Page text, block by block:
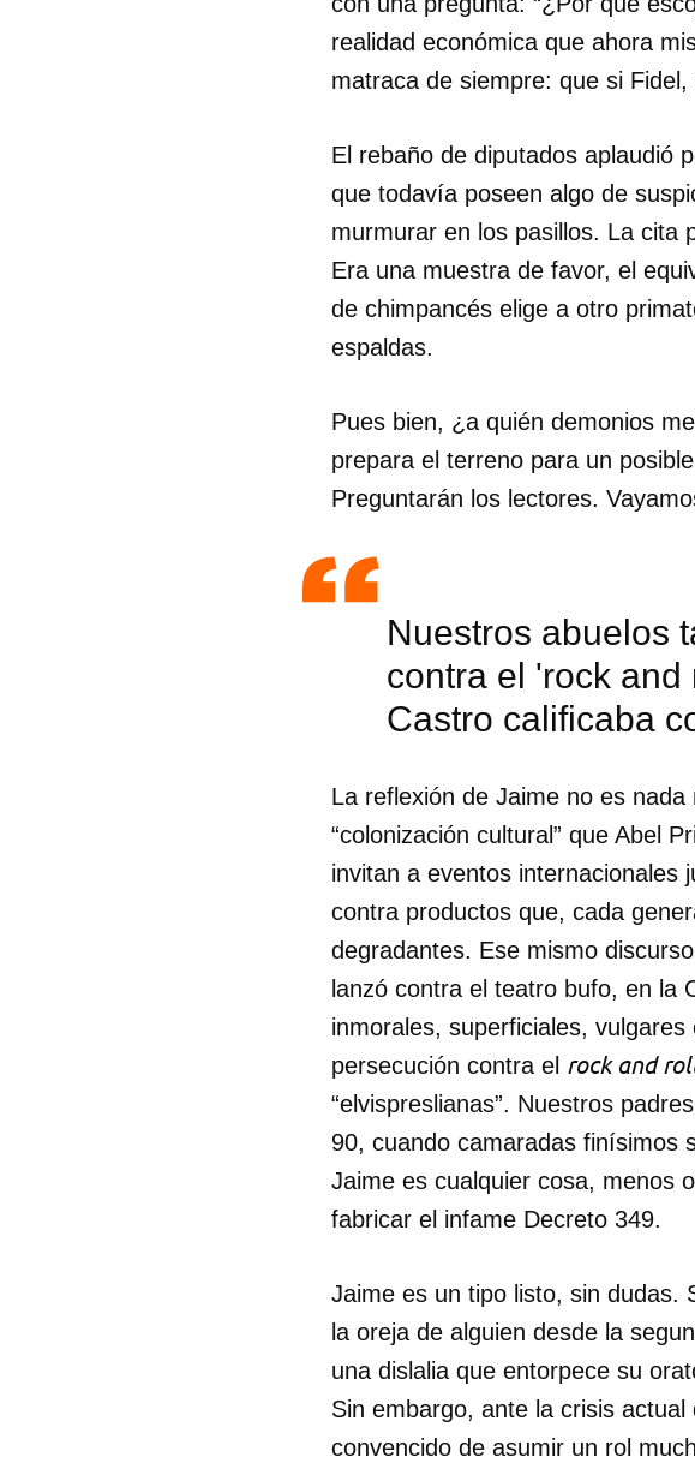
Guardar como favorito
realidad económica que ahora
matraca de siempre: que si
El rebaño de diputados aplaudió
que todavía poseen algo de
murmurar en los pasillos. La cita
Era una muestra de favor, el
de chimpancés elige a otro
espaldas.
Pues bien, ¿a quién demonios
prepara el terreno para un
Preguntarán los lectores.
Nuestros abuelos
contra el 'rock and
Castro calificaba
La reflexión de Jaime no es
“colonización cultural” que Abel
invitan a eventos internacionales
contra productos que, cada
degradantes. Ese mismo
lanzó contra el teatro bufo, en la
inmorales, superficiales,
persecución contra el rock and
“elvispreslianas”. Nuestros
90, cuando camaradas finísimos
Jaime es cualquier cosa, menos
fabricar el infame Decreto 349.
Jaime es un tipo listo, sin dudas.
la oreja de alguien desde la
una dislalia que entorpece su
Sin embargo, ante la crisis
convencido de asumir un rol